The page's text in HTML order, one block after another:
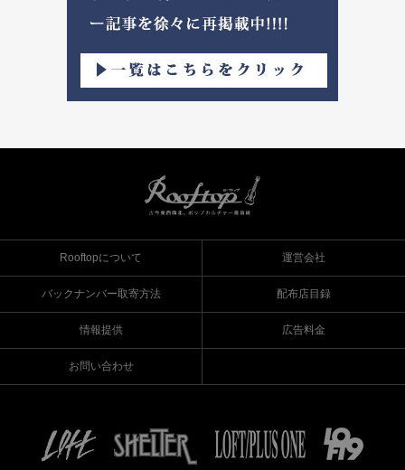
Rooftopについて 運営会社
バックナンバー取寄方法 配布店目録
情報提供 広告料金
お問い合わせ